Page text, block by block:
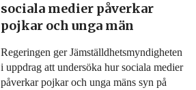
sociala medier påverkar
pojkar och unga män
Regeringen ger Jämställdhetsmyndigheten
i uppdrag att undersöka hur sociala medier
påverkar pojkar och unga mäns syn på